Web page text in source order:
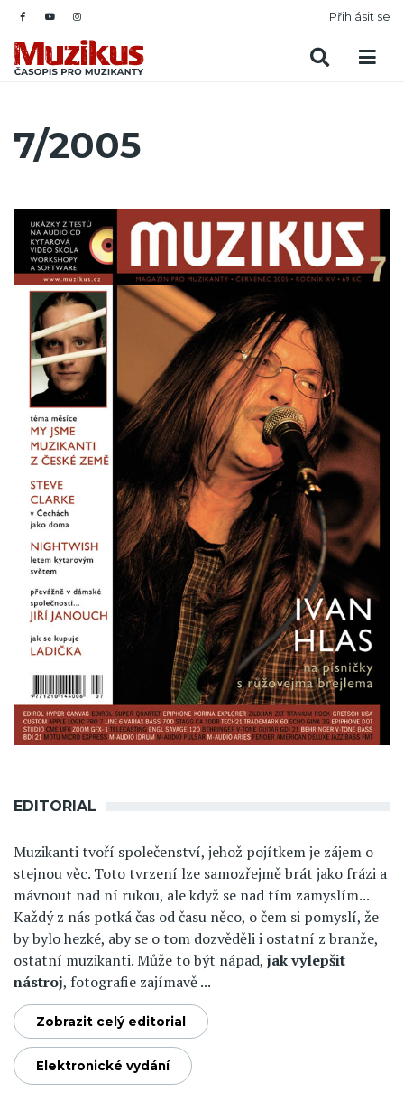
Přihlásit se
7/2005
EDITORIAL
Muzikanti tvoří společenství, jehož pojítkem je zájem o
stejnou věc. Toto tvrzení lze samozřejmě brát jako frázi a
mávnout nad ní rukou, ale když se nad tím zamyslím...
Každý z nás potká čas od času něco, o čem si pomyslí, že
by bylo hezké, aby se o tom dozvěděli i ostatní z branže,
ostatní muzikanti. Může to být nápad, jak vylepšit
nástroj, fotografie zajímavě ...
Zobrazit celý editorial
Elektronické vydání